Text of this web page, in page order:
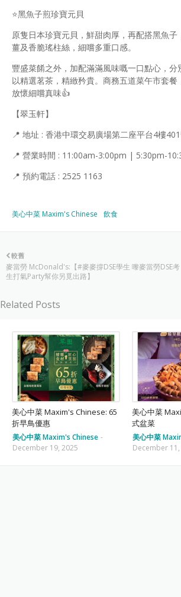
⭐️黑魚子煎珍寶元貝
原隻日本珍寶元貝，鮮甜肉厚，再配搭黑魚
薑及香脆瑤柱絲，細嚐多重口感。
豐盛菜餚之外，加配滿滿風味嘅一口點心，
以精選茗茶，精緻矜貴。商務五道菜午市套
放懷細嚐真味👍
【翠玉軒】
📍 地址 : 香港中環交易廣場第二座平台4樓
📍 營業時間 : 11:00am-3:00pm | 5:30pm-
📍 預約電話 : 2525 1163
美心中菜 Maxim's Chinese 飲食
較舊
麥當勞 McDonald's:【#麥麥撐DSE學生 嚟麥當勞DSE考
生打氣Party幫你另覓出路】
Related Posts
美心中菜 Maxim's Chinese: 65
折早鳥優惠
美心中菜 Maxim's Chinese -
December 19, 2025
美心中菜
式盆菜
美心中菜
December